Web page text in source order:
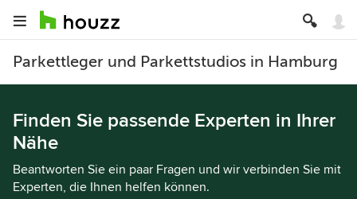
Parkettleger und Parkettstudios in Hamburg
Finden Sie passende Experten in Ihrer
Nähe
Beantworten Sie ein paar Fragen und wir verbinden Sie mit
Experten, die Ihnen helfen können.